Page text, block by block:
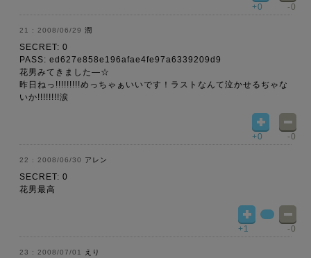
+0 -0
2008/06/29 潤
SECRET: 0
PASS: ed627e858e196afae4fe97a6339209d9
花男みてきました―☆
昨日ねっ!!!!!!!!!めっちゃぁいいです！ラストなんて泣かせるぢゃな
いか!!!!!!!!涙
+0 -0
2008/06/30 アレン
SECRET: 0
花男最高
+1 -0
2008/07/01 えり